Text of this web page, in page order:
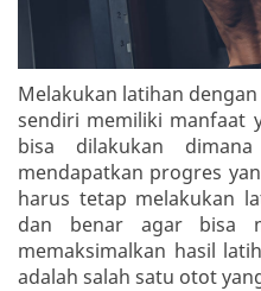
Melakukan latihan
sendiri memiliki manfaat
bisa dilakukan
mendapatkan progres
harus tetap melakukan
dan benar agar bisa
memaksimalkan hasil
adalah salah satu otot